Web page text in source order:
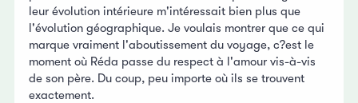
leur évolution intérieure m'intéressait bien plus que
l'évolution géographique. Je voulais montrer que ce qui
marque vraiment l'aboutissement du voyage, c?est le
moment où Réda passe du respect à l'amour vis-à-vis
de son père. Du coup, peu importe où ils se trouvent
exactement.